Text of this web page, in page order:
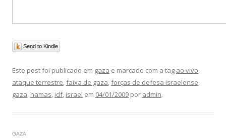
Send to Kindle
Este post foi publicado em gaza e marcado com a tag ao vivo,
ataque terrestre,faixa de gaza,forças de defesa israelense,
gaza, hamas, idf, israel em 04/01/2009 por admin.
GAZA